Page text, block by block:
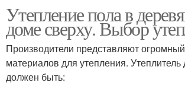
Утепление пола в
доме сверху. Выбор
Производители представляют
материалов для утепления.
должен быть: